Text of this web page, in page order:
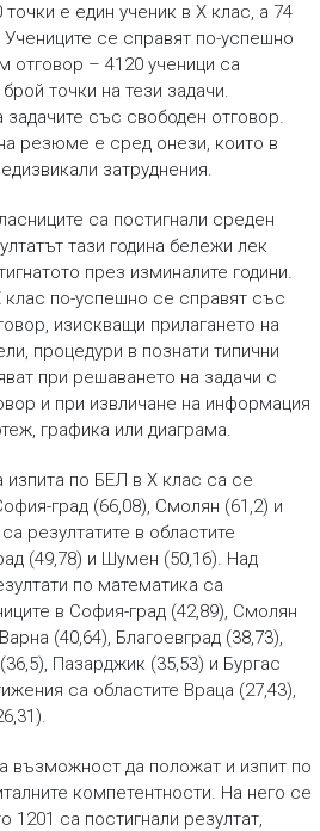
е един ученик в X клас, а 74
Учениците се справят по-успешно
отговор – 4120 ученици са
точки на тези задачи.
задачите със свободен отговор.
резюме е сред онези, които в
затруднения.
са постигнали среден
тази година бележи лек
през изминалите години.
клас по-успешно се справят със
изискващи прилагането на
процедури в познати типични
при решаването на задачи с
и при извличане на информация
графика или диаграма.
изпита по БЕЛ в X клас са се
град (66,08), Смолян (61,2) и
резултатите в областите
(49,78) и Шумен (50,16). Над
по математика са
в София-град (42,89), Смолян
(40,64), Благоевград (38,73),
Пазарджик (35,53) и Бургас
са областите Враца (27,43),
възможност да положат и изпит по
компетентности. На него се
1201 са постигнали резултат,